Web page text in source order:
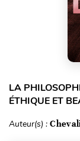
LA
ÉTHIQUE ET
Auteur(s) :